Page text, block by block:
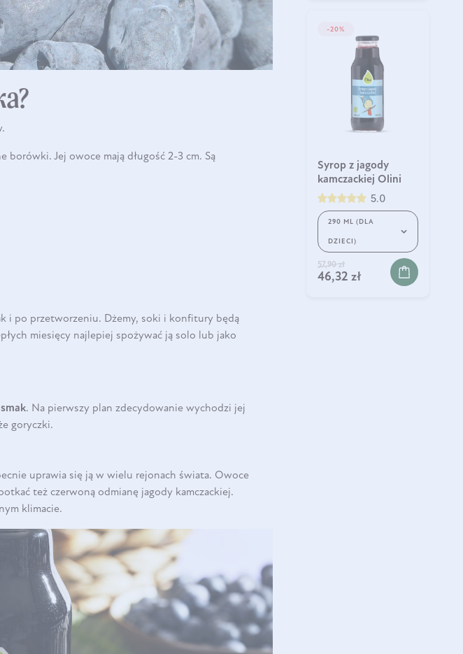
-20%
Syrop z jagody
kamczackiej Olini
5.0
290 ML (DLA
DZIECI)
46,32 zł
57,90 zł
borówki. Jej owoce mają długość 2-3 cm. Są
i po przetworzeniu. Dżemy, soki i konfitury będą
miesięcy najlepiej spożywać ją solo lub jako
smak. Na pierwszy plan zdecydowanie wychodzi jej
goryczki.
uprawia się ją w wielu rejonach świata. Owoce
też czerwoną odmianę jagody kamczackiej.
klimacie.